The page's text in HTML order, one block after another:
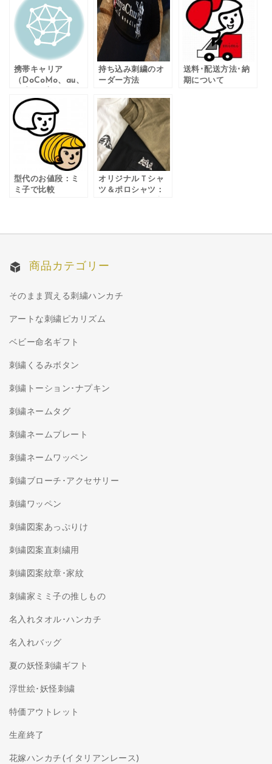
携帯キャリア
（DoCoMo、au、
ールアドレスをご
登録のお客様へ
持ち込み刺繍のオ
ーダー方法
送料･配送方法･納
期について
型代のお値段：ミ
ミ子で比較
オリジナルＴシャ
ツ＆ポロシャツ：
商品カテゴリー
そのまま買える刺繍ハンカチ
アートな刺繍ピカリズム
ベビー命名ギフト
刺繍くるみボタン
刺繍トーション･ナプキン
刺繍ネームタグ
刺繍ネームプレート
刺繍ネームワッペン
刺繍ブローチ･アクセサリー
刺繍ワッペン
刺繍図案あっぷりけ
刺繍図案直刺繍用
刺繍図案紋章･家紋
刺繍家ミミ子の推しもの
名入れタオル･ハンカチ
名入れバッグ
夏の妖怪刺繍ギフト
浮世絵･妖怪刺繍
特価アウトレット
生産終了
花嫁ハンカチ(イタリアンレース)